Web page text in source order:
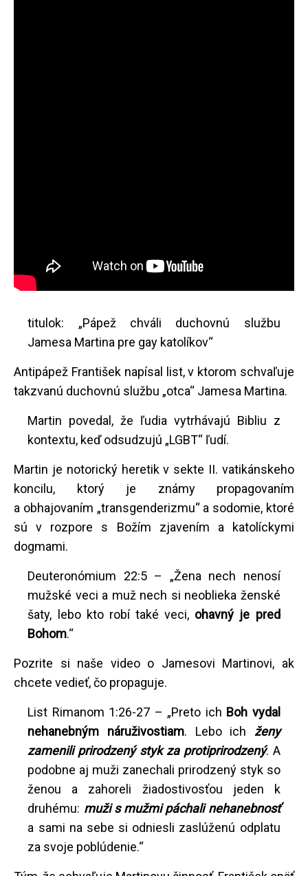
titulok: „Pápež chváli duchovnú službu
Jamesa Martina pre gay katolíkov“
Antipápež František napísal list, v ktorom schvaľuje
takzvanú duchovnú službu „otca“ Jamesa Martina.
Martin povedal, že ľudia vytrhávajú Bibliu z
kontextu, keď odsudzujú „LGBT“ ľudí.
Martin je notorický heretik v sekte II. vatikánskeho
koncilu, ktorý je známy propagovaním
a obhajovaním „transgenderizmu“ a sodomie, ktoré
sú v rozpore s Božím zjavením a katolíckymi
dogmami.
Deuteronómium 22:5 – „Žena nech nenosí
mužské veci a muž nech si neoblieka ženské
šaty, lebo kto robí také veci, ohavný je pred
Bohom.“
Pozrite si naše video o Jamesovi Martinovi, ak
chcete vedieť, čo propaguje.
List Rimanom 1:26-27 – „Preto ich Boh vydal
nehanebným náruživostiam. Lebo ich ženy
zamenili prirodzený styk za protiprirodzený. A
podobne aj muži zanechali prirodzený styk so
ženou a zahoreli žiadostivosťou jeden k
druhému: muži s mužmi páchali nehanebnosť
a sami na sebe si odniesli zaslúženú odplatu
za svoje poblúdenie.“